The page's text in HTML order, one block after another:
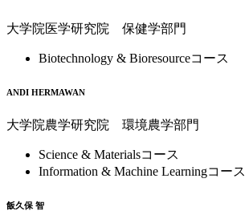
大学院医学研究院 保健学部門
Biotechnology & Bioresourceコース
ANDI HERMAWAN
大学院農学研究院 環境農学部門
Science & Materialsコース
Information & Machine Learningコース
飯久保 智